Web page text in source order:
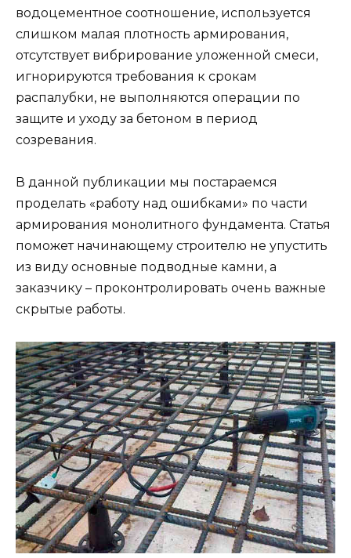
водоцементное соотношение, используется
слишком малая плотность армирования,
отсутствует вибрирование уложенной смеси,
игнорируются требования к срокам
распалубки, не выполняются операции по
защите и уходу за бетоном в период
созревания.
В данной публикации мы постараемся
проделать «работу над ошибками» по части
армирования монолитного фундамента. Статья
поможет начинающему строителю не упустить
из виду основные подводные камни, а
заказчику – проконтролировать очень важные
скрытые работы.